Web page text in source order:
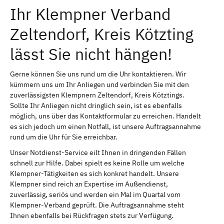
Ihr Klempner Verband
Zeltendorf, Kreis Kötzting
lässt Sie nicht hängen!
Gerne können Sie uns rund um die Uhr kontaktieren. Wir
kümmern uns um Ihr Anliegen und verbinden Sie mit den
zuverlässigsten Klempnern Zeltendorf, Kreis Kötztings.
Sollte Ihr Anliegen nicht dringlich sein, ist es ebenfalls
möglich, uns über das Kontaktformular zu erreichen. Handelt
es sich jedoch um einen Notfall, ist unsere Auftragsannahme
rund um die Uhr für Sie erreichbar.
Unser Notdienst-Service eilt Ihnen in dringenden Fällen
schnell zur Hilfe. Dabei spielt es keine Rolle um welche
Klempner-Tätigkeiten es sich konkret handelt. Unsere
Klempner sind reich an Expertise im Außendienst,
zuverlässig, seriös und werden ein Mal im Quartal vom
Klempner-Verband geprüft. Die Auftragsannahme steht
Ihnen ebenfalls bei Rückfragen stets zur Verfügung.